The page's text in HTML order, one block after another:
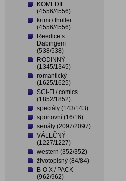
KOMEDIE
(4556/4556)
krimi / thriller
(4556/4556)
Reedice s
Dabingem
(538/538)
RODINNÝ
(1345/1345)
romantický
(1625/1625)
SCI-FI / comics
(1852/1852)
speciály (143/143)
sportovní (16/16)
seriály (2097/2097)
VÁLEČNÝ
(1227/1227)
western (352/352)
životopisný (84/84)
B O X / PACK
(962/962)